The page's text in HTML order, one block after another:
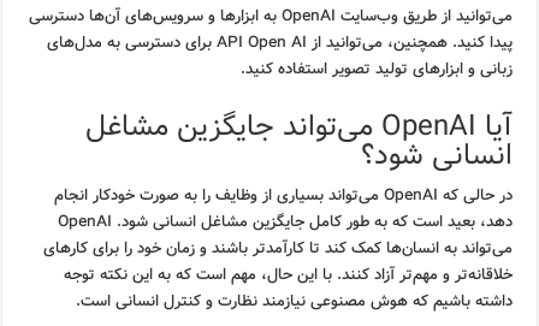
می‌توانید از طریق وب‌سایت OpenAI به ابزارها و سرویس‌های آن‌ها دسترسی
پیدا کنید. همچنین، می‌توانید از API Open AI برای دسترسی به مدل‌های
زبانی و ابزارهای تولید تصویر استفاده کنید.
آیا OpenAI می‌تواند جایگزین مشاغل
انسانی شود؟
در حالی که OpenAI می‌تواند بسیاری از وظایف را به صورت خودکار انجام
دهد، بعید است که به طور کامل جایگزین مشاغل انسانی شود. OpenAI
می‌تواند به انسان‌ها کمک کند تا کارآمدتر باشند و زمان خود را برای کارهای
خلاقانه‌تر و مهم‌تر آزاد کنند. با این حال، مهم است که به این نکته توجه
داشته باشیم که هوش مصنوعی نیازمند نظارت و کنترل انسانی است.